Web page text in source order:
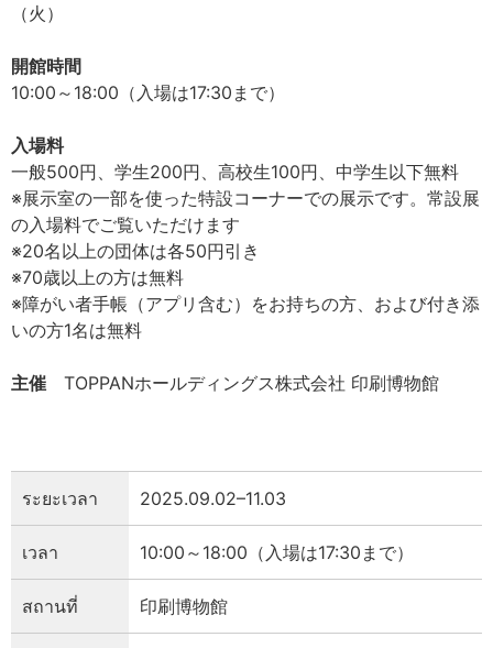
（火）
開館時間
10:00～18:00（入場は17:30まで）
入場料
一般500円、学生200円、高校生100円、中学生以下無料
※展示室の一部を使った特設コーナーでの展示です。常設展
の入場料でご覧いただけます
※20名以上の団体は各50円引き
※70歳以上の方は無料
※障がい者手帳（アプリ含む）をお持ちの方、および付き添
いの方1名は無料
主催 TOPPANホールディングス株式会社 印刷博物館
ระยะเวลา 2025.09.02–11.03
เวลา 10:00～18:00（入場は17:30まで）
สถานที่ 印刷博物館